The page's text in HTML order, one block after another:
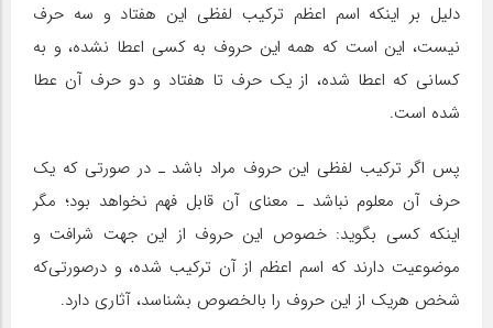
دلیل بر‌ اینکه اسم اعظم ترکیب لفظى این هفتاد و سه حرف
نیست، این است که همه این حروف به کسى اعطا نشده، و به
کسانى که اعطا شده، از یک حرف تا هفتاد و دو حرف آن عطا
شده است.
پس اگر ترکیب لفظى این حروف مراد باشد ـ ‌در صورتى که یک
حرف آن معلوم نباشد‌ ـ معنای آن قابل فهم نخواهد بود؛ مگر‌
اینکه کسى بگوید: خصوص این حروف از این جهت شرافت و
موضوعیت دارند که اسم اعظم از آن ترکیب شده، و درصورتى‌که
شخص هریک از این حروف را بالخصوص بشناسد، آثارى دارد.